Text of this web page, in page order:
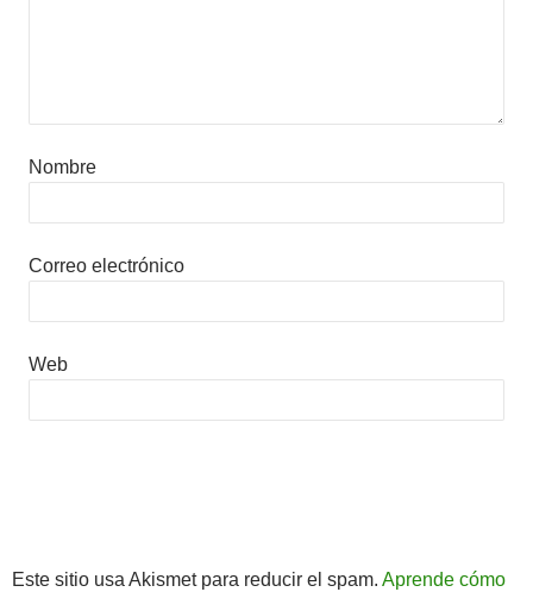
Nombre
Correo electrónico
Web
Este sitio usa Akismet para reducir el spam. Aprende cómo